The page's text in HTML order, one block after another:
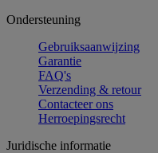
Ondersteuning
Gebruiksaanwijzing
Garantie
FAQ's
Verzending & retour
Contacteer ons
Herroepingsrecht
Juridische informatie